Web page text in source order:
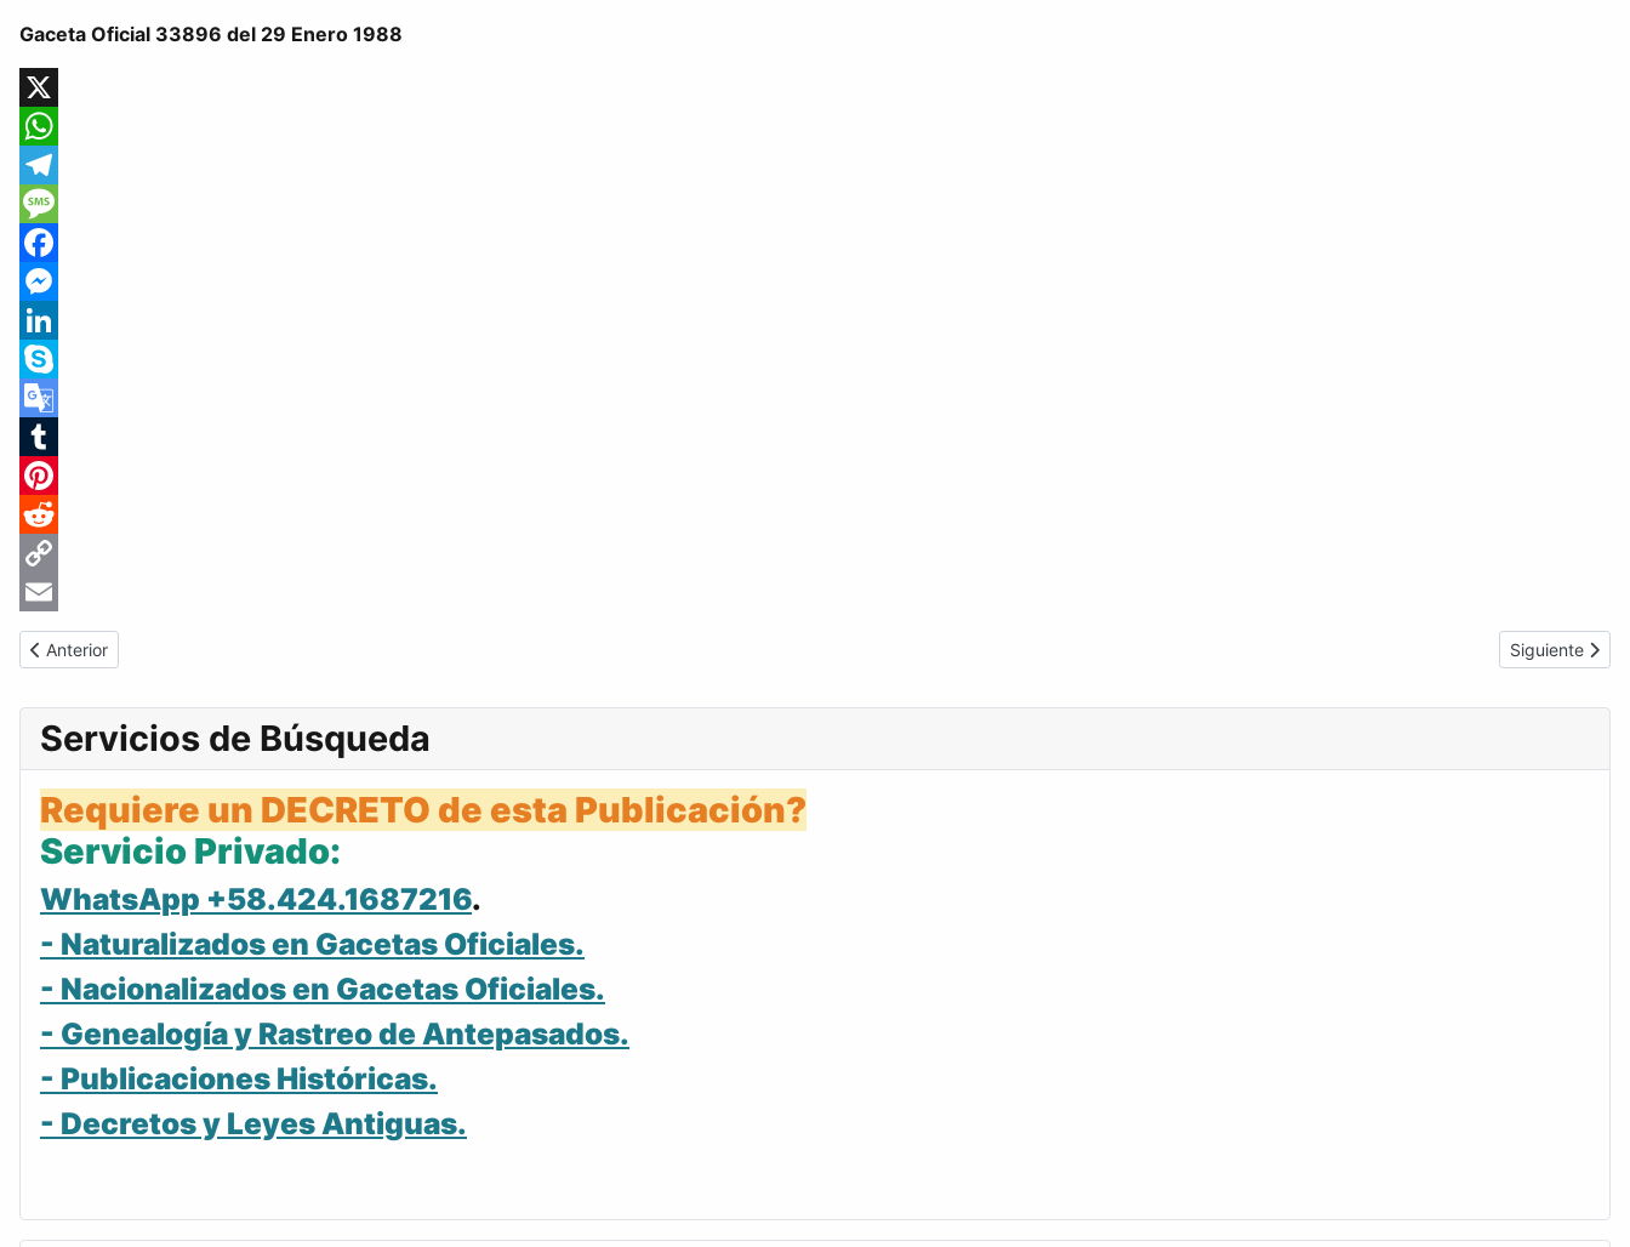
Gaceta Oficial 33896 del 29 Enero 1988
X
WhatsApp
Telegram
Message
Facebook
Messenger
LinkedIn
Skype
Google
Translate
Tumblr
Pinterest
Reddit
Copy
Link
Email
Artículo anterior: Gaceta Oficial de Venezuela #33895 del jueves 28 enero 1988
Anterior Artículo
Siguiente
Servicios de Búsqueda
Requiere un DECRETO de esta Publicación?
Servicio Privado:
WhatsApp +58.424.1687216.
- Naturalizados en Gacetas Oficiales.
- Nacionalizados en Gacetas Oficiales.
- Genealogía y Rastreo de Antepasados.
- Publicaciones Históricas.
- Decretos y Leyes Antiguas.